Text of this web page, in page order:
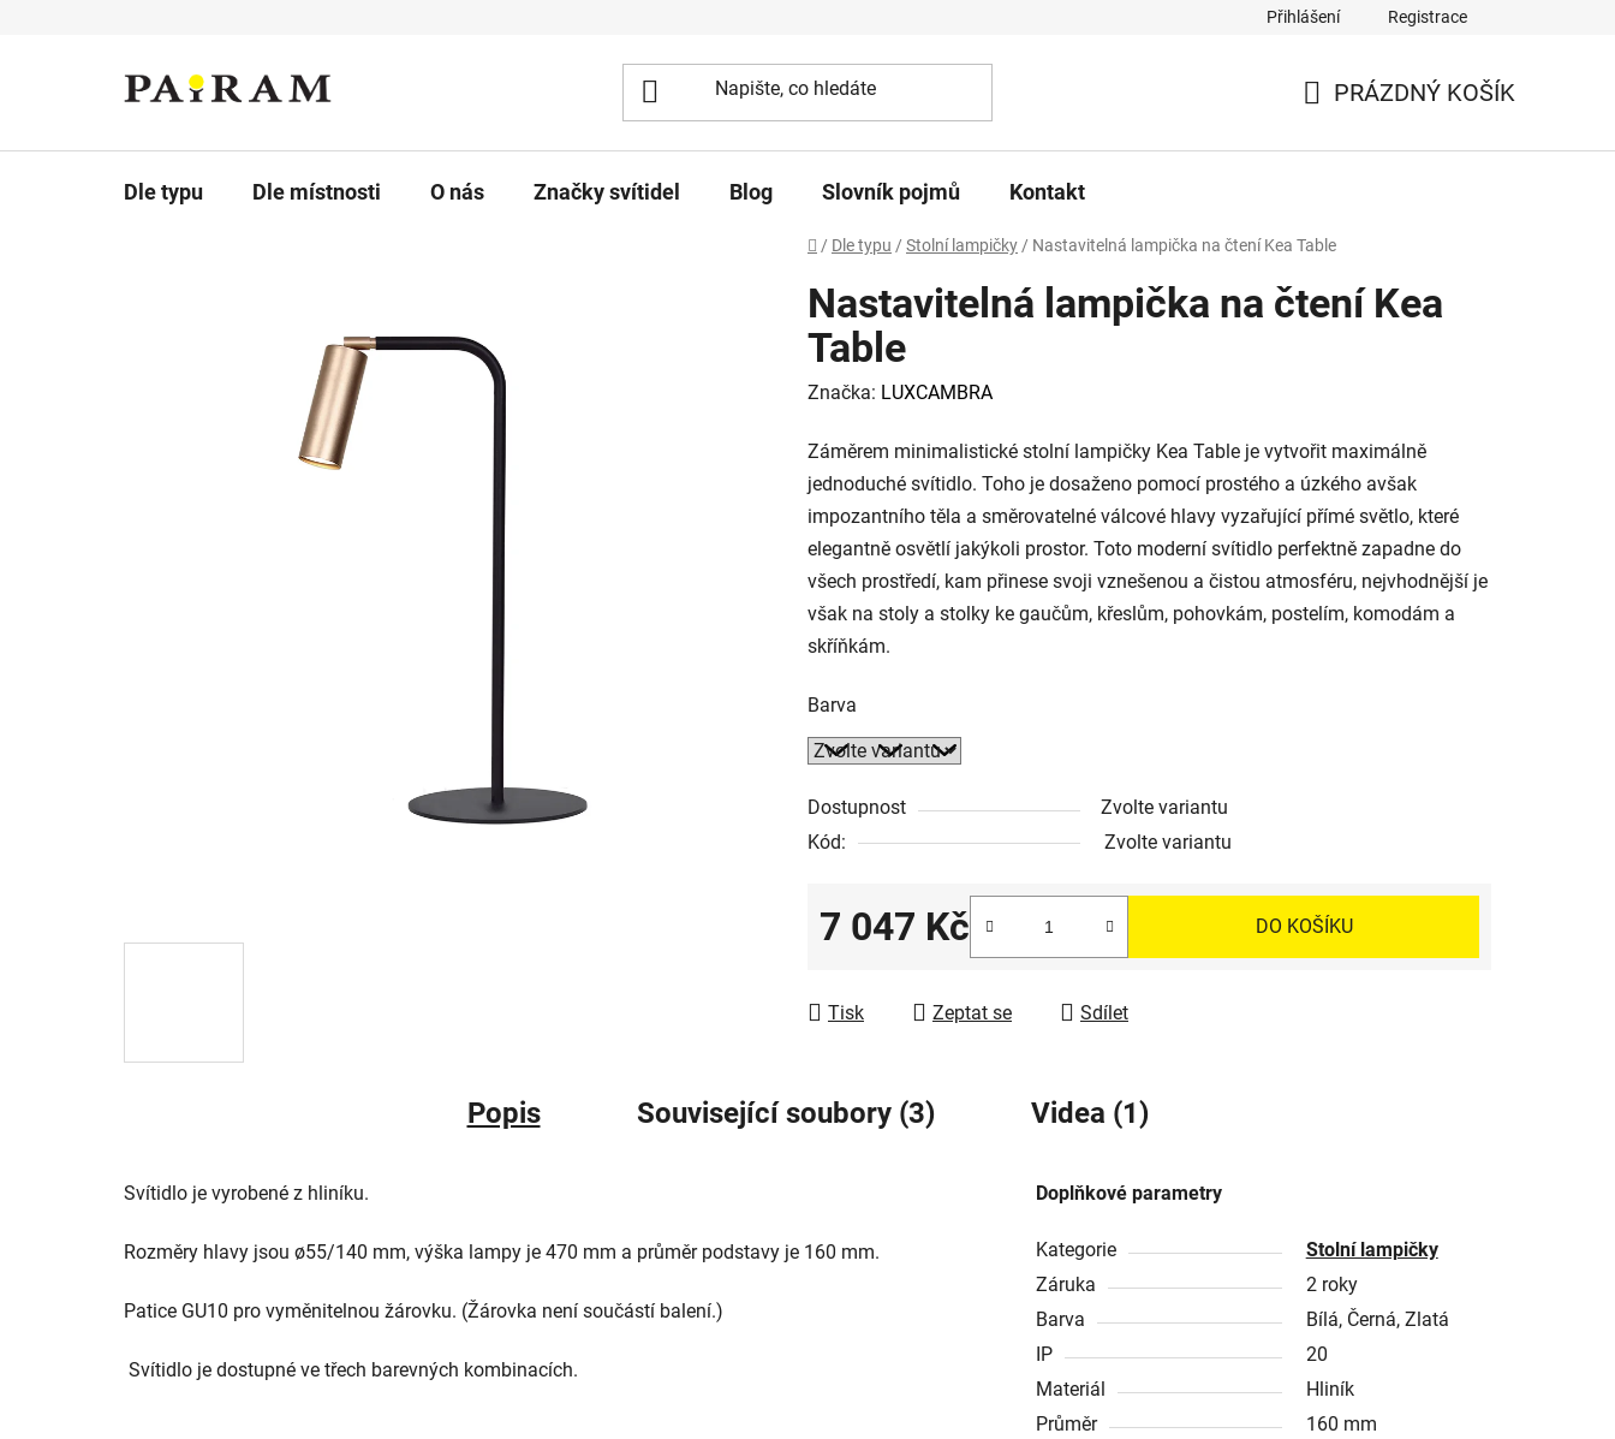
Přihlášení Registrace
PRÁZDNÝ KOŠÍK
Dle typu Dle místnosti O nás Značky svítidel Blog Slovník pojmů Kontakt
Domů
/ Dle typu / Stolní lampičky / Nastavitelná lampička na čtení Kea Table
Nastavitelná lampička na čtení Kea
Table
Značka: LUXCAMBRA
Záměrem minimalistické stolní lampičky Kea Table je vytvořit maximálně
jednoduché svítidlo. Toho je dosaženo pomocí prostého a úzkého avšak
impozantního těla a směrovatelné válcové hlavy vyzařující přímé světlo, které
elegantně osvětlí jakýkoli prostor. Toto moderní svítidlo perfektně zapadne do
všech prostředí, kam přinese svoji vznešenou a čistou atmosféru, nejvhodnější je
však na stoly a stolky ke gaučům, křeslům, pohovkám, postelím, komodám a
skříňkám.
Barva
Dostupnost
Zvolte variantu
Kód:
Zvolte variantu
7 047 Kč DO KOŠÍKU
Tisk Zeptat se Sdílet
Popis Související soubory (3) Videa (1)
Svítidlo je vyrobené z hliníku.
Rozměry hlavy jsou ø55/140 mm, výška lampy je 470 mm a průměr podstavy je 160 mm.
Patice GU10 pro vyměnitelnou žárovku. (Žárovka není součástí balení.)
Svítidlo je dostupné ve třech barevných kombinacích.
Doplňkové parametry
Kategorie
Stolní lampičky
Záruka
2 roky
Barva
Bílá, Černá, Zlatá
IP
20
Materiál
Hliník
Průměr
160 mm